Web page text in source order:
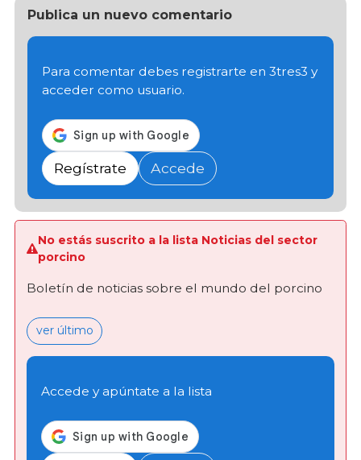
Publica un nuevo comentario
Para comentar debes registrarte en 3tres3 y
acceder como usuario.
Regístrate Accede
No estás suscrito a la lista Noticias del sector
porcino
Boletín de noticias sobre el mundo del porcino
ver último
Accede y apúntate a la lista